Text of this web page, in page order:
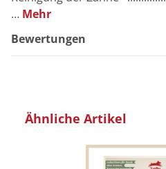
… Mehr
Bewertungen
Produktgalerie überspringen
Ähnliche Artikel